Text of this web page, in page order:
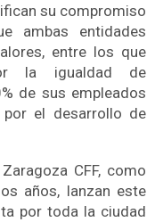
su compromiso
ambas entidades
entre los que
la igualdad de
de sus empleados
el desarrollo de
CFF, como
años, lanzan este
por toda la ciudad